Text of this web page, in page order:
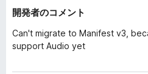
開発者のコメント
Can't migrate to Manifest v3,
support Audio yet